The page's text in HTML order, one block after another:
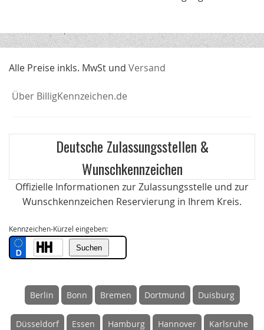
Alle Preise inkls. MwSt und Versand
Über BilligKennzeichen.de
Deutsche Zulassungsstellen &
Wunschkennzeichen
Offizielle Informationen zur Zulassungsstelle und zur
Wunschkennzeichen Reservierung in Ihrem Kreis.
Kennzeichen-Kürzel eingeben:
Berlin Bonn Bremen Dortmund Duisburg
Düsseldorf Essen Hamburg Hannover Karlsruhe